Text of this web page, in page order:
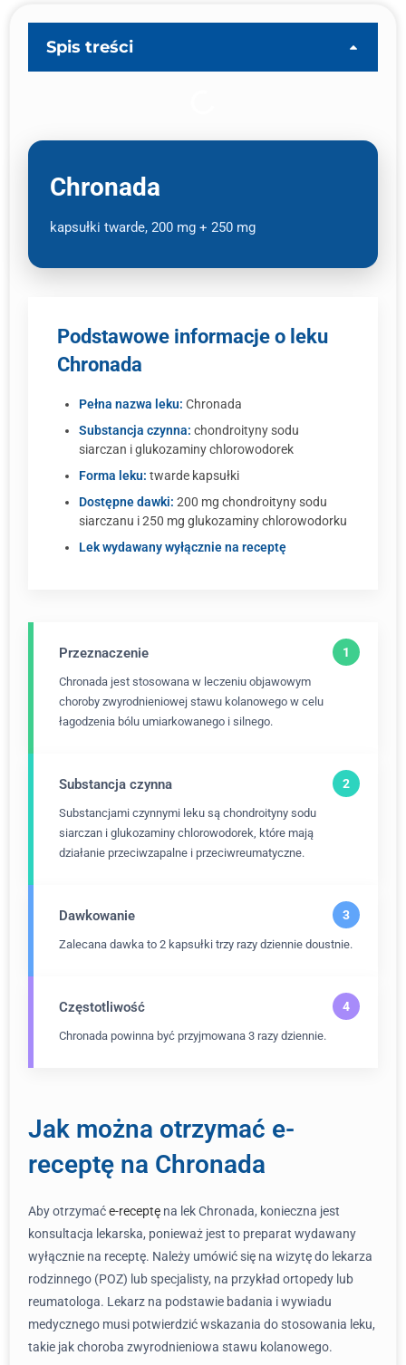
Spis treści
Chronada
kapsułki twarde, 200 mg + 250 mg
Podstawowe informacje o leku
Chronada
Pełna nazwa leku: Chronada
Substancja czynna: chondroityny sodu
siarczan i glukozaminy chlorowodorek
Forma leku: twarde kapsułki
Dostępne dawki: 200 mg chondroityny sodu
siarczanu i 250 mg glukozaminy chlorowodorku
Lek wydawany wyłącznie na receptę
Przeznaczenie
Chronada jest stosowana w leczeniu objawowym
choroby zwyrodnieniowej stawu kolanowego w celu
łagodzenia bólu umiarkowanego i silnego.
Substancja czynna
Substancjami czynnymi leku są chondroityny sodu
siarczan i glukozaminy chlorowodorek, które mają
działanie przeciwzapalne i przeciwreumatyczne.
Dawkowanie
Zalecana dawka to 2 kapsułki trzy razy dziennie doustnie.
Częstotliwość
Chronada powinna być przyjmowana 3 razy dziennie.
Jak można otrzymać e-
receptę na Chronada
Aby otrzymaće-receptę na lek Chronada, konieczna jest
konsultacja lekarska, ponieważ jest to preparat wydawany
wyłącznie na receptę. Należy umówić się na wizytę do lekarza
rodzinnego (POZ) lub specjalisty, na przykład ortopedy lub
reumatologa. Lekarz na podstawie badania i wywiadu
medycznego musi potwierdzić wskazania do stosowania leku,
takie jak choroba zwyrodnieniowa stawu kolanowego.